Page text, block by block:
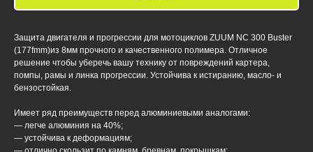
Защита двигателя и прогрессии для мотоциклов ZUUM NC 300 Buster
(177fmm)из 8мм прочного и качественного полимера. Отличное
решение чтобы уберечь вашу технику от повреждений картера,
помпы, рамы и линка прогрессии. Устойчива к истиранию, масло- и
бензостойкая.
Имеет ряд преимуществ перед алюминиевыми аналогами:
— легче алюминия на 40%;
— устойчива к деформациям;